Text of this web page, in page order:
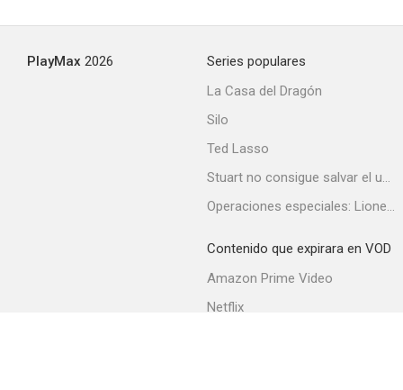
PlayMax 2026
Series populares
La Casa del Dragón
Silo
Ted Lasso
Stuart no consigue salvar el universo
Operaciones especiales: Lioness
Contenido que expirara en VOD
Amazon Prime Video
Netflix